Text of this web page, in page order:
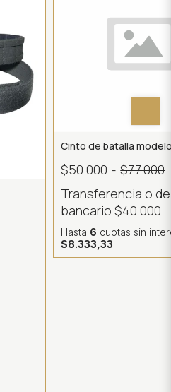
Cinto de batalla
$50.000 - $77.000
Transferencia o
bancario$40.000
Hasta 6 cuotas sin
$8.333,33